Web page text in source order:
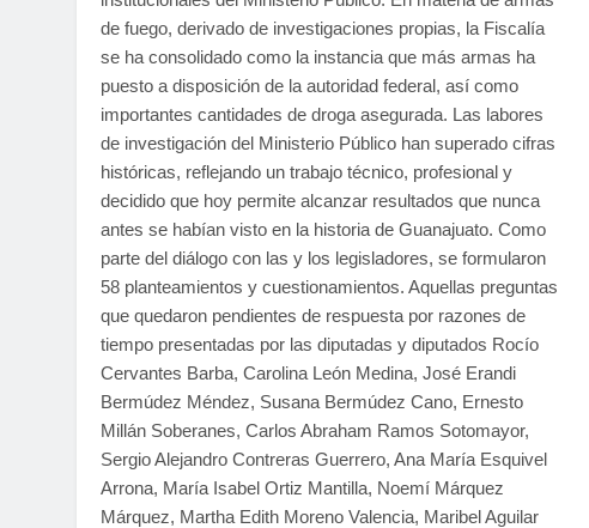
de fuego, derivado de investigaciones propias, la Fiscalía
se ha consolidado como la instancia que más armas ha
puesto a disposición de la autoridad federal, así como
importantes cantidades de droga asegurada. Las labores
de investigación del Ministerio Público han superado cifras
históricas, reflejando un trabajo técnico, profesional y
decidido que hoy permite alcanzar resultados que nunca
antes se habían visto en la historia de Guanajuato. Como
parte del diálogo con las y los legisladores, se formularon
58 planteamientos y cuestionamientos. Aquellas preguntas
que quedaron pendientes de respuesta por razones de
tiempo presentadas por las diputadas y diputados Rocío
Cervantes Barba, Carolina León Medina, José Erandi
Bermúdez Méndez, Susana Bermúdez Cano, Ernesto
Millán Soberanes, Carlos Abraham Ramos Sotomayor,
Sergio Alejandro Contreras Guerrero, Ana María Esquivel
Arrona, María Isabel Ortiz Mantilla, Noemí Márquez
Márquez, Martha Edith Moreno Valencia, Maribel Aguilar